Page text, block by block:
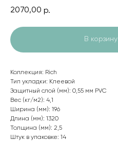
2070,00 р.
В корзину
Коллекция: Rich
Тип укладки: Клеевой
Защитный слой (мм): 0,55 мм PVC
Вес (кг/м2): 4,1
Ширина (мм): 196
Длина (мм): 1320
Толщина (мм): 2,5
Штук в упаковке: 14